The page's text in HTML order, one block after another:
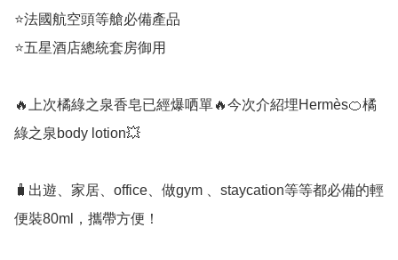
⭐法國航空頭等艙必備產品
⭐五星酒店總統套房御用
🔥上次橘綠之泉香皂已經爆哂單🔥今次介紹埋Hermès🍊橘
綠之泉body lotion💥
🧳出遊、家居、office、做gym 、staycation等等都必備的輕
便裝80ml，攜帶方便！